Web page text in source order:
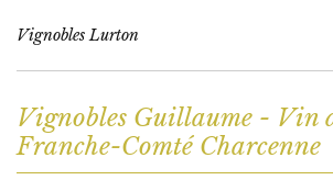
Vignobles Lurton
Vignobles Guillaume - Vin
Franche-Comté Charcenne